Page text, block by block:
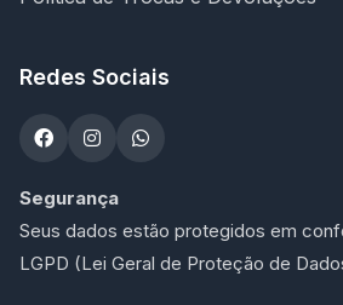
Redes Sociais
Segurança
Seus dados estão protegidos em
LGPD (Lei Geral de Proteção de